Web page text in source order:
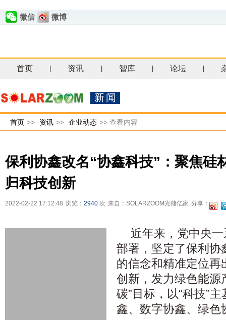
微信 微博
首页 资讯 智库 论坛
新闻
首页 >> 资讯 >> 企业动态 >> 查看内容
保利协鑫改名“协鑫科技”：聚焦硅
归科技创新
2022-02-22 17:12:48 浏览： 2940 次 来自：SOLARZOOM光储亿家 分享：
近年来，党中央
部署，坚定了保利协
的信念和精准定位再
创新，发力绿色能源
碳”目标，以“科技”
鑫、数字协鑫、绿色